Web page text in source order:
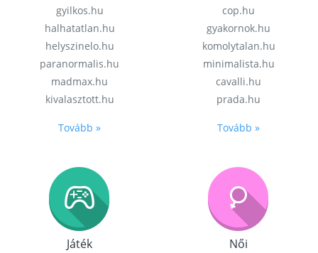
gyilkos.hu
halhatatlan.hu
helyszinelo.hu
paranormalis.hu
madmax.hu
kivalasztott.hu
Tovább »
cop.hu
gyakornok.hu
komolytalan.hu
minimalista.hu
cavalli.hu
prada.hu
Tovább »
Játék Női